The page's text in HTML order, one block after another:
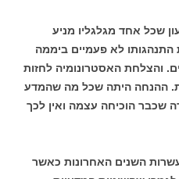
שכל אחד מגלגליו מניע
התנהגותו לא פעמיים ביממה
והצלחת האסטרונומיה לחזות
ההנחה היתה שכל מה שהמדע
שכבר הוכיחה עצמה ואין לכך
השנים האחרונות כאשר